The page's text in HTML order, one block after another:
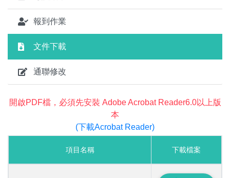
報到作業
文件下載
通聯修改
開啟PDF檔，必須先安裝 Adobe Acrobat Reader6.0以上版
本
(下載Acrobat Reader)
項目名稱 下載檔案